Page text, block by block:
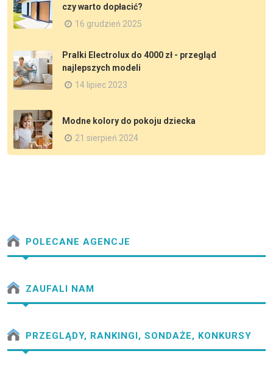
czy warto dopłacić?
16 grudzień 2025
Pralki Electrolux do 4000 zł - przegląd
najlepszych modeli
14 lipiec 2023
Modne kolory do pokoju dziecka
21 sierpień 2024
POLECANE AGENCJE
ZAUFALI NAM
PRZEGLĄDY, RANKINGI, SONDAŻE, KONKURSY